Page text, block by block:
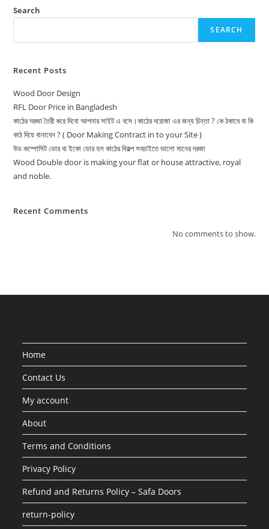
Search
SEARCH
Recent Posts
Wood Door Design
RFL Door Price in Bangladesh
কাঠের দরজা তৈরী করে দিবো আপনার সাইট এ বসে।কাঠের দরোজা এর জন্য চিন্তা ? কে ঠকাবে বা কি
কাঠ দিয়ে বানাবেন ? ( Door Making Contract in to your Site )
উড কম্পোসিট ডোর বা ইকো ডোর হল কাঠের বিকল্প সবচাইতে ভালো মানের দরজা
Wood Double door is making your flat or house attractive, royal
and noble.
Recent Comments
No comments to show.
Home
Contact Us
My account
About
Terms and Conditions
Privacy Policy
Refund and Returns Policy – Safa Doors
return-policy